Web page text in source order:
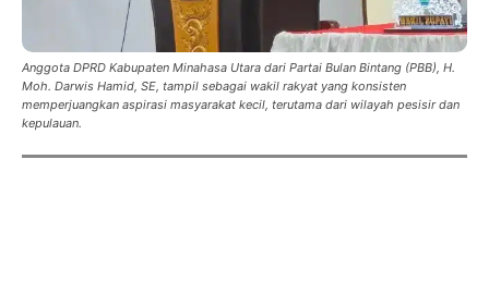
Anggota DPRD Kabupaten Minahasa Utara dari Partai Bulan Bintang (PBB), H.
Moh. Darwis Hamid, SE, tampil sebagai wakil rakyat yang konsisten
memperjuangkan aspirasi masyarakat kecil, terutama dari wilayah pesisir dan
kepulauan.